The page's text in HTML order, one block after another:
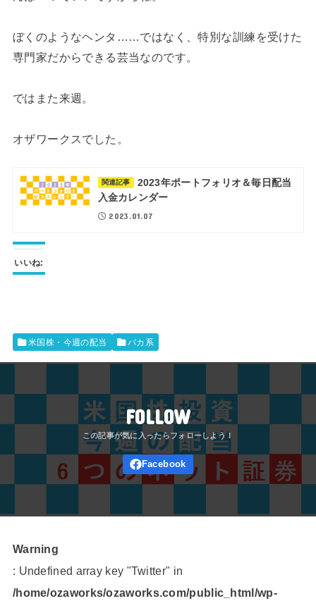
ぼくのようなヘンタ……ではなく、特別な訓練を受けた
専門家だからできる芸当なのです。
ではまた来週。
オザワークスでした。
関連記事
2023年ポートフォリオ＆毎日配当
入金カレンダー
2023.01.07
いいね:
米国株・今週の配当 バカ系
FOLLOW
Warning
: Undefined array key "Twitter" in
/home/ozaworks/ozaworks.com/public_html/wp-